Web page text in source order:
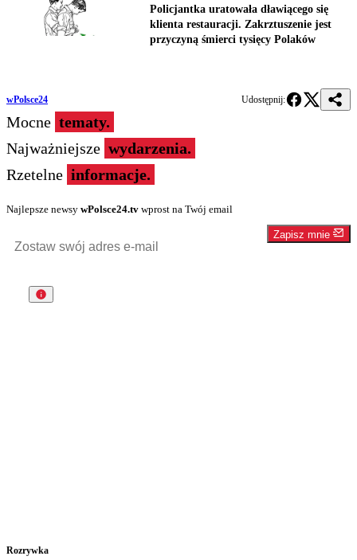
Policjantka uratowała dławiącego się
klienta restauracji. Zakrztuszenie jest
przyczyną śmierci tysięcy Polaków
wPolsce24 Udostępnij:
Mocne tematy.
Najważniejsze wydarzenia.
Rzetelne informacje.
Najlepsze newsy wPolsce24.tv wprost na Twój email
Zapisz mnie
Rozrywka